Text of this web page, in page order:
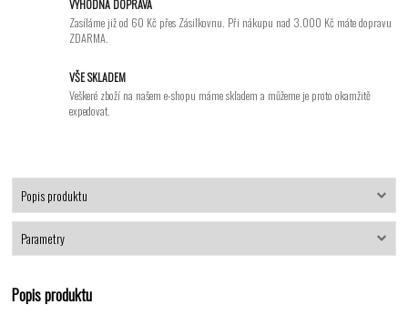
VÝHODNÁ DOPRAVA
Zasíláme již od 60 Kč přes Zásilkovnu. Při nákupu nad 3.000 Kč máte dopravu
ZDARMA.
VŠE SKLADEM
Veškeré zboží na našem e-shopu máme skladem a můžeme je proto okamžitě
expedovat.
Popis produktu
Parametry
Popis produktu